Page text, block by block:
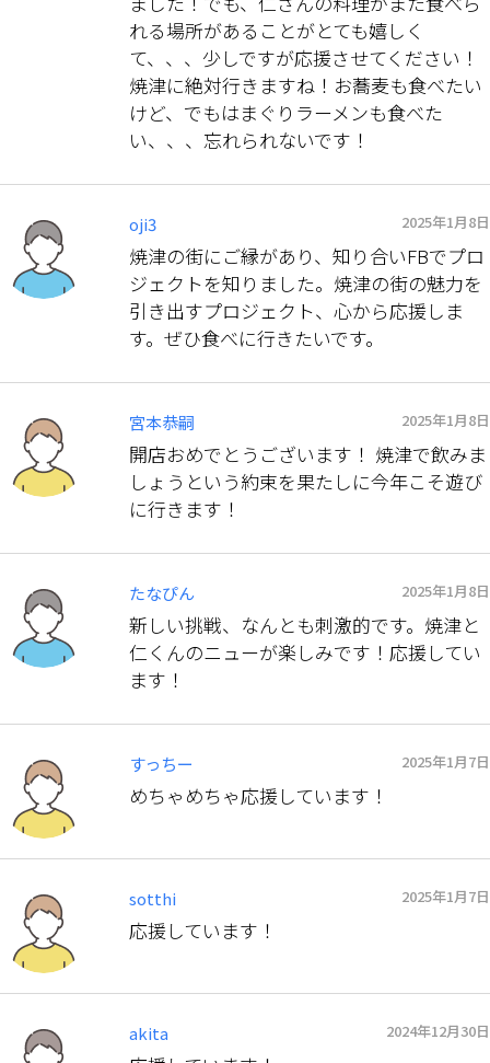
れる場所があることがとても嬉しく
て、、、少しですが応援させてください！
焼津に絶対行きますね！お蕎麦も食べたい
けど、でもはまぐりラーメンも食べた
い、、、忘れられないです！
oji3 2025年1月8日
焼津の街にご縁があり、知り合いFBでプロ
ジェクトを知りました。焼津の街の魅力を
引き出すプロジェクト、心から応援しま
す。ぜひ食べに行きたいです。
宮本恭嗣 2025年1月8日
開店おめでとうございます！ 焼津で飲みま
しょうという約束を果たしに今年こそ遊び
に行きます！
たなぴん 2025年1月8日
新しい挑戦、なんとも刺激的です。焼津と
仁くんのニューが楽しみです！応援してい
ます！
すっちー 2025年1月7日
めちゃめちゃ応援しています！
sotthi 2025年1月7日
応援しています！
akita 2024年12月30日